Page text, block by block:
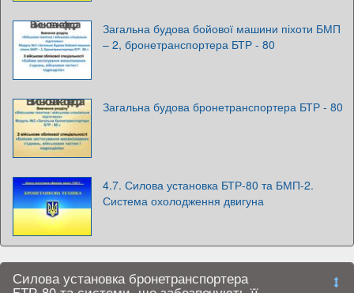
Загальна будова бойової машини піхоти БМП
– 2, бронетранспортера БТР - 80
Загальна будова бронетранспортера БТР - 80
4.7. Силова установка БТР-80 та БМП-2.
Система охолодження двигуна
Силова установка бронетранспортера